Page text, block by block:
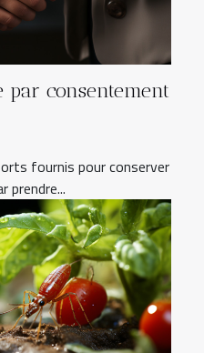
par consentement
fournis pour conserver
prendre...